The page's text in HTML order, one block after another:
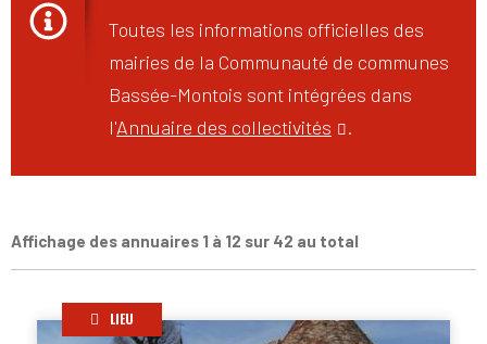
Toutes les informations officielles des
mairies de la Communauté de communes
Bassée-Montois sont intégrées dans
l'Annuaire des collectivités .
Affichage des annuaires 1 à 12 sur 42 au total
LIEU